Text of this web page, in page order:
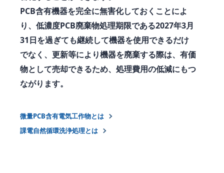
PCB含有機器を完全に無害化しておくことによ
り、低濃度PCB廃棄物処理期限である2027年3月
31日を過ぎても継続して機器を使用できるだけ
でなく、更新等により機器を廃棄する際は、有価
物として売却できるため、処理費用の低減にもつ
ながります。
微量PCB含有電気工作物とは
課電自然循環洗浄処理とは